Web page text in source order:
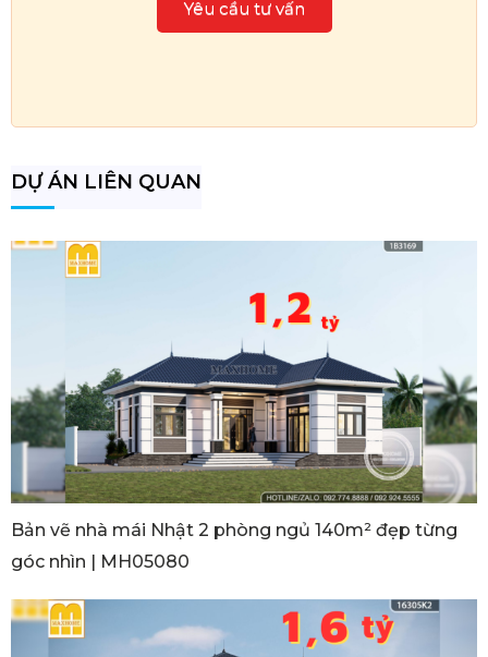
DỰ ÁN LIÊN QUAN
Bản vẽ nhà mái Nhật 2 phòng ngủ 140m² đẹp từng
góc nhìn | MH05080